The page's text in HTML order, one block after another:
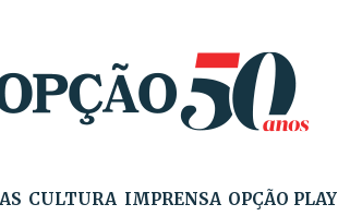
CULTURA IMPRENSA OPÇÃO PLAY